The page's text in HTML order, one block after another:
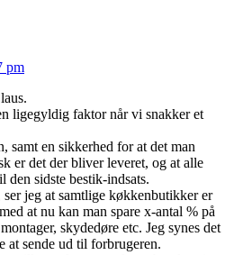
pm
ligegyldig faktor når vi snakker et
samt en sikkerhed for at det man
er det der bliver leveret, og at alle
den sidste bestik-indsats.
jeg at samtlige køkkenbutikker er
at nu kan man spare x-antal % på
skydedøre etc. Jeg synes det
at sende ud til forbrugeren.